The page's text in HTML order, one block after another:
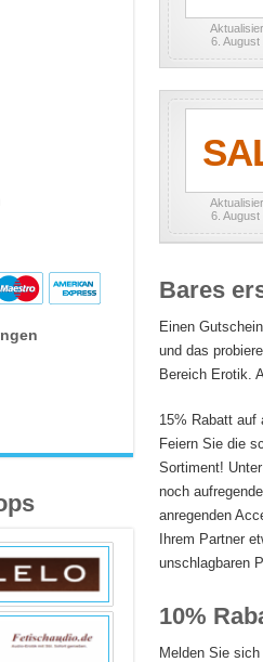
6. August
6. August
Bares
Einen
und das
Bereich Erotik.
15% Rabatt auf
Feiern Sie die
Sortiment!
noch
anregenden
Ihrem Partner
unschlagbaren
10%
Melden Sie